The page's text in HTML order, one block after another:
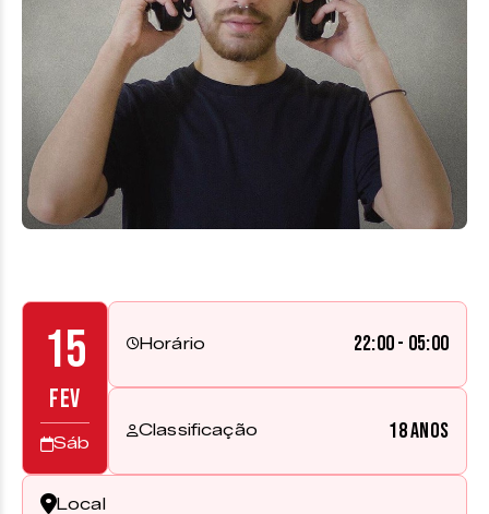
15
FEV
Sáb
Horário 22:00 - 05:00
Classificação 18 anos
Local